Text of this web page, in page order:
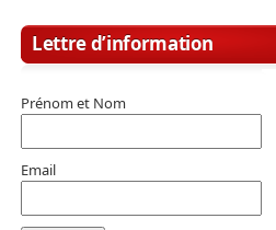
Lettre d’information
Prénom et Nom
Email